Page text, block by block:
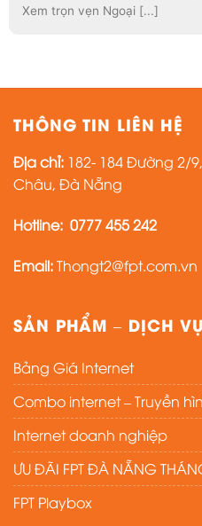
Xem trọn vẹn Ngoại [...]
THÔNG TIN LIÊN HỆ
Địa chỉ: 182- 184 Đường 2/
Châu, Đà Nẵng
Hotline: 0777 455 242
Email:Thongt2@fpt.com.vn
SẢN PHẨM – DỊCH VỤ
Bảng Giá Internet
Combo internet – Truyền
Internet doanh nghiệp
ƯU ĐÃI FPT ĐÀ NẴNG
FPT Playbox